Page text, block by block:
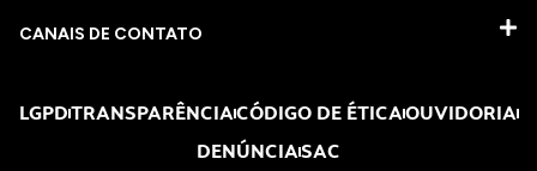
CANAIS DE CONTATO
LGPDTRANSPARÊNCIACÓDIGO DE ÉTICAOUVIDORIA
DENÚNCIASAC